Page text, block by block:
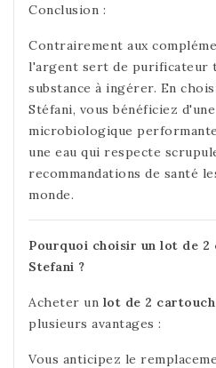
Conclusion :
Contrairement aux
l'argent sert de purificateur
substance à ingérer. En
Stéfani, vous bénéficiez
microbiologique
une eau qui respecte
recommandations de santé
monde.
Pourquoi choisir un lot de
Stefani ?
Acheter un lot de 2
plusieurs avantages :
Vous anticipez le